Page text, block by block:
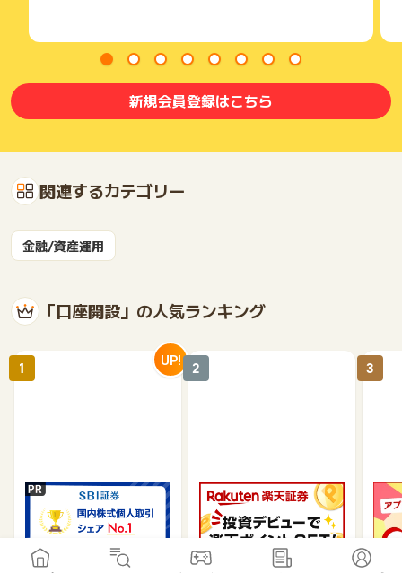
新規会員登録はこちら
関連するカテゴリー
金融/資産運用
「口座開設」の人気ランキング
SBI証券【新規口座開設
完了】
9,565 17,000
1 UP!
楽天証券【総合口座開設
完了】
7,500
2
【
行】
3